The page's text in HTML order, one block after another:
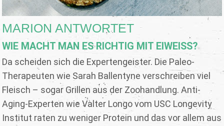
MARION ANTWORTET
WIE MACHT MAN ES RICHTIG MIT EIWEISS?
Da scheiden sich die Expertengeister. Die Paleo-
Therapeuten wie Sarah Ballentyne verschreiben viel
Fleisch – sogar Grillen aus der Zoohandlung. Anti-
Aging-Experten wie Valter Longo vom USC Longevity
Institut raten zu weniger Protein und das vor allem aus